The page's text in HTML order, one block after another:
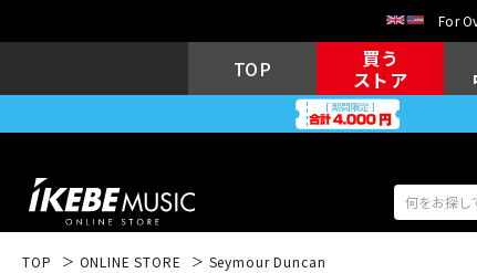
For
TOP
買う
ストア
TOP ONLINE STORE Seymour Duncan